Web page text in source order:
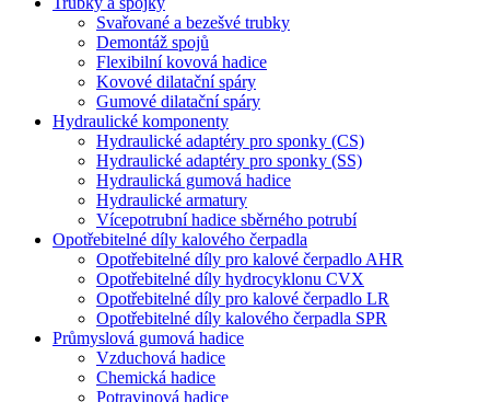
Svařované a bezešvé trubky
Demontáž spojů
Flexibilní kovová hadice
Kovové dilatační spáry
Gumové dilatační spáry
Hydraulické komponenty
Hydraulické adaptéry pro sponky (CS)
Hydraulické adaptéry pro sponky (SS)
Hydraulická gumová hadice
Hydraulické armatury
Vícepotrubní hadice sběrného potrubí
Opotřebitelné díly kalového čerpadla
Opotřebitelné díly pro kalové čerpadlo AHR
Opotřebitelné díly hydrocyklonu CVX
Opotřebitelné díly pro kalové čerpadlo LR
Opotřebitelné díly kalového čerpadla SPR
Průmyslová gumová hadice
Vzduchová hadice
Chemická hadice
Potravinová hadice